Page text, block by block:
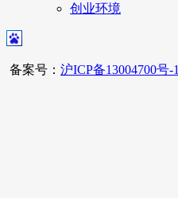
创业环境
备案号： 沪ICP备13004700号-1